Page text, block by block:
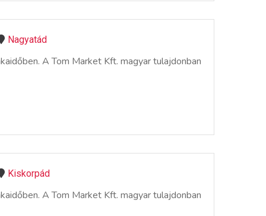
Nagyatád
A Tom Market Kft. magyar tulajdonban
Kiskorpád
A Tom Market Kft. magyar tulajdonban